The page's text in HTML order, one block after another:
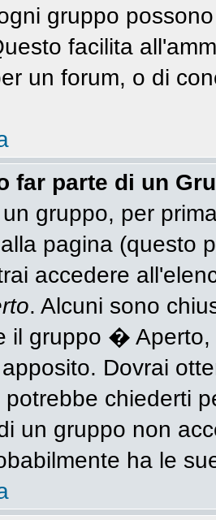
gruppo
facilita
un forum, o di
far parte di un
gruppo, per
pagina (questo
accedere
. Alcuni sono
il gruppo �
Dovrai
potrebbe chiederti
un gruppo non
ha le